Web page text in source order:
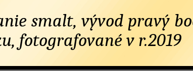
smalt, vývod pravý
fotografované v r.2019